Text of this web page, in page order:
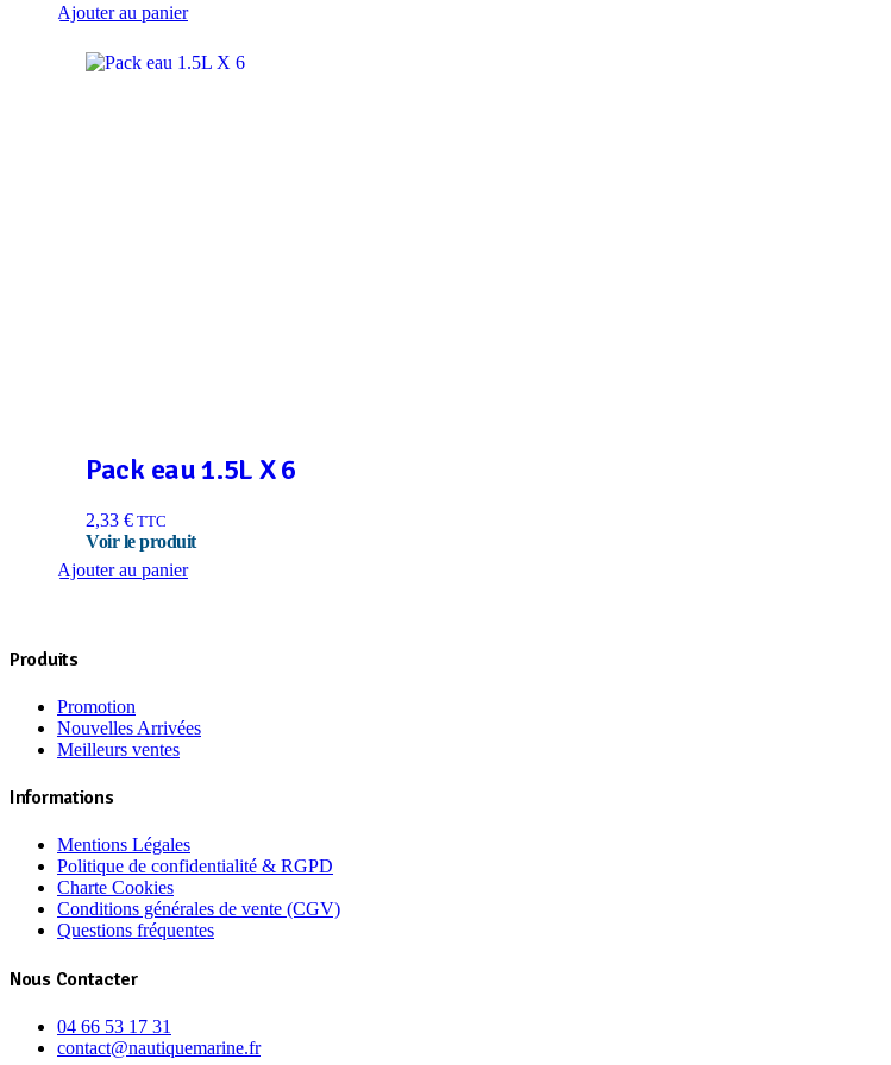
Ajouter au panier
Pack eau 1.5L X 6
2,33 € TTC
Ajouter au panier
Produits
Promotion
Nouvelles Arrivées
Meilleurs ventes
Informations
Mentions Légales
Politique de confidentialité & RGPD
Charte Cookies
Conditions générales de vente (CGV)
Questions fréquentes
Nous Contacter
04 66 53 17 31
contact@nautiquemarine.fr